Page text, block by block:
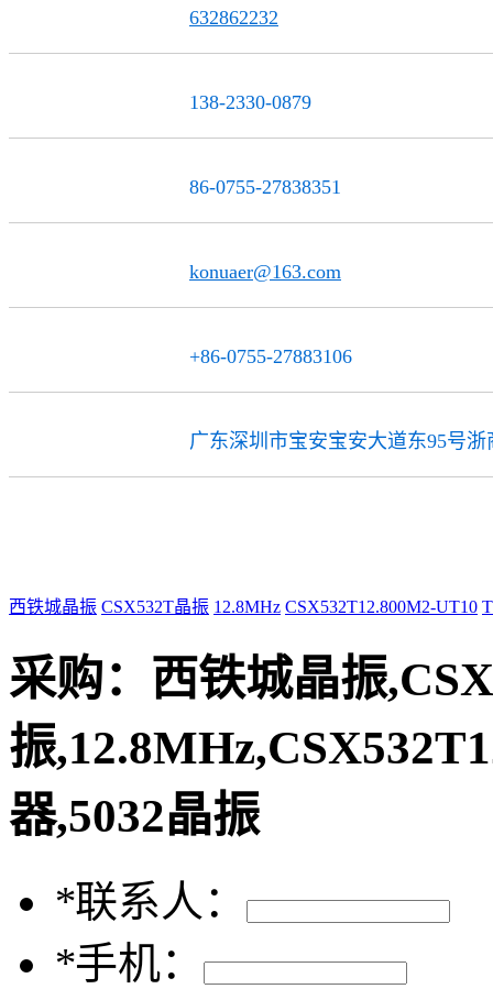
632862232
138-2330-0879
86-0755-27838351
konuaer@163.com
+86-0755-27883106
广东深圳市宝安宝安大道东95号浙
西铁城晶振 CSX532T晶振 12.8MHz CSX532T12.800M2-UT10
采购： 西铁城晶振
振
器,5032晶振
*联系人：
*手机：